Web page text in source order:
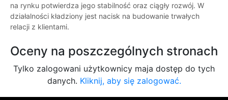
na rynku potwierdza jego stabilność oraz ciągły rozwój. W
działalności kładziony jest nacisk na budowanie trwałych
relacji z klientami.
Oceny na poszczególnych stronach
Tylko zalogowani użytkownicy maja dostęp do tych
danych. Kliknij, aby się zalogować.